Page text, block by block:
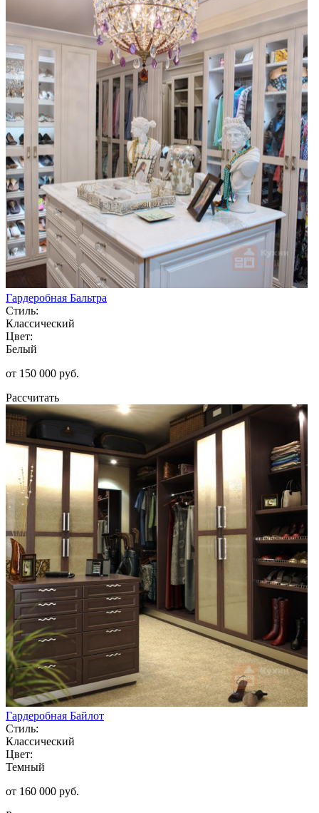
Гардеробная Бальтра
Стиль:
Классический
Цвет:
Белый
от 150 000 руб.
Рассчитать
Гардеробная Байлот
Стиль:
Классический
Цвет:
Темный
от 160 000 руб.